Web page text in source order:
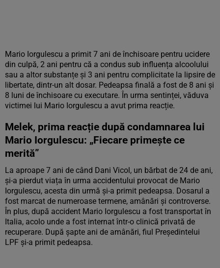
Mario Iorgulescu a primit 7 ani de închisoare pentru ucidere
din culpă, 2 ani pentru că a condus sub influența alcoolului
sau a altor substanțe și 3 ani pentru complicitate la lipsire de
libertate, dintr-un alt dosar. Pedeapsa finală a fost de 8 ani și
8 luni de închisoare cu executare. În urma sentinței, văduva
victimei lui Mario Iorgulescu a avut prima reacție.
Melek, prima reacție după condamnarea lui
Mario Iorgulescu: „Fiecare primește ce
merită”
La aproape 7 ani de când Dani Vicol, un bărbat de 24 de ani,
și-a pierdut viața în urma accidentului provocat de Mario
Iorgulescu, acesta din urmă și-a primit pedeapsa. Dosarul a
fost marcat de numeroase termene, amânări și controverse.
În plus, după accident Mario Iorgulescu a fost transportat în
Italia, acolo unde a fost internat într-o clinică privată de
recuperare. După șapte ani de amânări, fiul Președintelui
LPF și-a primit pedeapsa.